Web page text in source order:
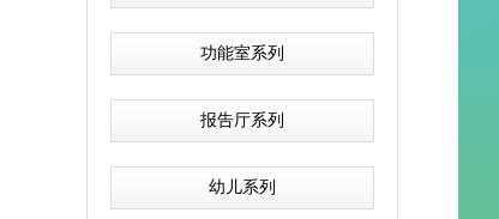
功能室系列
报告厅系列
幼儿系列